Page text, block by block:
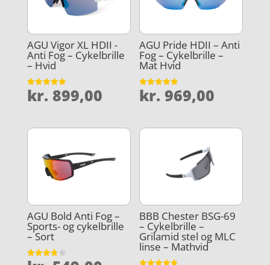
AGU Vigor XL HDII -
Anti Fog – Cykelbrille
– Hvid
Vurderet
kr. 899,00
AGU Pride HDII – Anti
Fog – Cykelbrille –
Mat Hvid
Vurderet
4.9
kr. 969,00
AGU Bold Anti Fog –
Sports- og cykelbrille
– Sort
Vurderet
BBB Chester BSG-69
– Cykelbrille –
Grilamid stel og MLC
linse – Mathvid